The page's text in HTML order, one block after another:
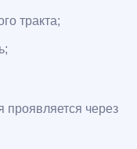
тракта;
проявляется через